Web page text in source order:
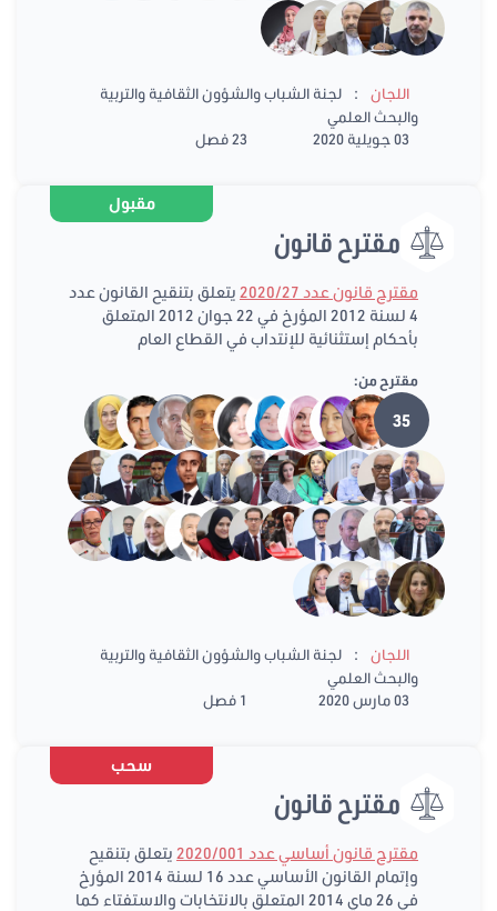
اللجان :
لجنة الشباب والشؤون الثقافية والتربية
والبحث العلمي
03 جويلية 2020
23 فصل
مقبول
مقترح قانون
مقترح قانون عدد 2020/27
يتعلق بتنقيح القانون عدد
4 لسنة 2012 المؤرخ في 22 جوان 2012 المتعلق
بأحكام إستثنائية للإنتداب في القطاع العام
مقترح من:
35
اللجان :
لجنة الشباب والشؤون الثقافية والتربية
والبحث العلمي
03 مارس 2020
1 فصل
سحب
مقترح قانون
مقترح قانون أساسي عدد 2020/001
يتعلق بتنقيح
وإتمام القانون الأساسي عدد 16 لسنة 2014 المؤرخ
في 26 ماي 2014 المتعلق بالانتخابات والاستفتاء كما